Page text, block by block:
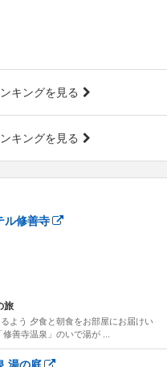
キングを見る
キングを見る
ル修善寺
旅
よう 夕食と朝食をお部屋にお届けい
善寺温泉」のいで湯が ...